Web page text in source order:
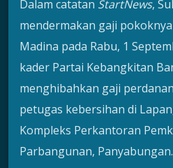
Dalam catatan StartNews,
mendermakan gaji
Madina pada Rabu, 1
kader Partai Kebangkitan
menghibahkan gaji
petugas kebersihan di
Kompleks Perkantoran
Parbangunan, Panyabungan.